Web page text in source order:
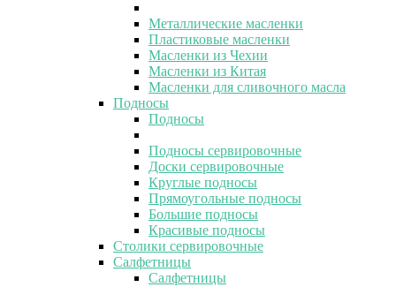
Металлические масленки
Пластиковые масленки
Масленки из Чехии
Масленки из Китая
Масленки для сливочного масла
Подносы
Подносы
Подносы сервировочные
Доски сервировочные
Круглые подносы
Прямоугольные подносы
Большие подносы
Красивые подносы
Столики сервировочные
Салфетницы
Салфетницы